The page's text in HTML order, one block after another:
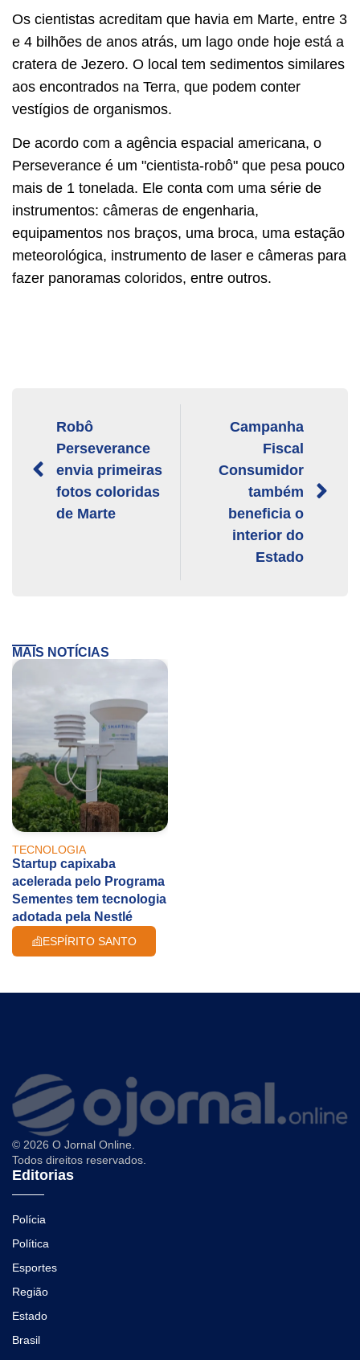
Os cientistas acreditam que havia em Marte, entre 3
e 4 bilhões de anos atrás, um lago onde hoje está a
cratera de Jezero. O local tem sedimentos similares
aos encontrados na Terra, que podem conter
vestígios de organismos.
De acordo com a agência espacial americana, o
Perseverance é um "cientista-robô" que pesa pouco
mais de 1 tonelada. Ele conta com uma série de
instrumentos: câmeras de engenharia,
equipamentos nos braços, uma broca, uma estação
meteorológica, instrumento de laser e câmeras para
fazer panoramas coloridos, entre outros.
Robô
Perseverance
envia primeiras
fotos coloridas
de Marte
Campanha
Fiscal
Consumidor
também
beneficia o
interior do
Estado
MAIS NOTÍCIAS
TECNOLOGIA
Startup capixaba
acelerada pelo Programa
Sementes tem tecnologia
adotada pela Nestlé
ESPÍRITO SANTO
© 2026 O Jornal Online.
Todos direitos reservados.
Editorias
Polícia
Política
Esportes
Região
Estado
Brasil